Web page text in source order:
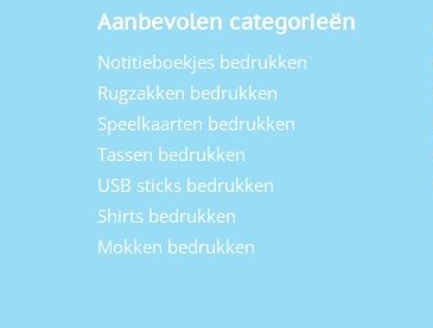
Aanbevolen categorieën
Notitieboekjes bedrukken
Rugzakken bedrukken
Speelkaarten bedrukken
Tassen bedrukken
USB sticks bedrukken
Shirts bedrukken
Mokken bedrukken